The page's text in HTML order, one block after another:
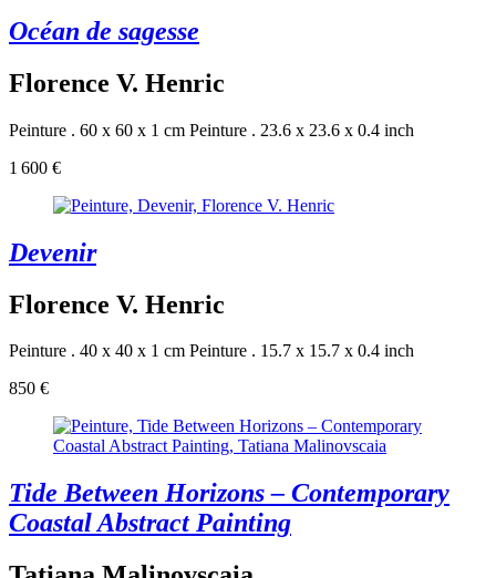
Océan de sagesse
Florence V. Henric
Peinture . 60 x 60 x 1 cm Peinture . 23.6 x 23.6 x 0.4 inch
1 600 €
Devenir
Florence V. Henric
Peinture . 40 x 40 x 1 cm Peinture . 15.7 x 15.7 x 0.4 inch
850 €
Tide Between Horizons – Contemporary
Coastal Abstract Painting